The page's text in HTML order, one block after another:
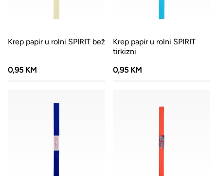
Krep papir u rolni SPIRIT bež
0,95 KM
Krep papir u rolni SPIRIT
tirkizni
0,95 KM